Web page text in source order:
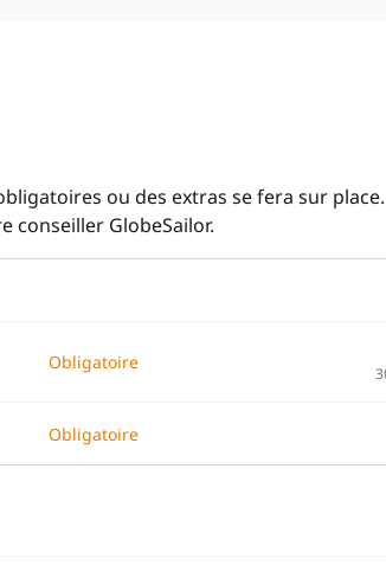
ou des extras se fera sur place.
conseiller GlobeSailor.
Obligatoire
Obligatoire